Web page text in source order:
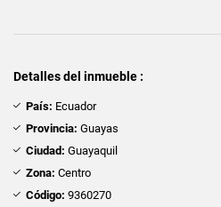
Detalles del inmueble :
País: Ecuador
Provincia: Guayas
Ciudad: Guayaquil
Zona: Centro
Código: 9360270